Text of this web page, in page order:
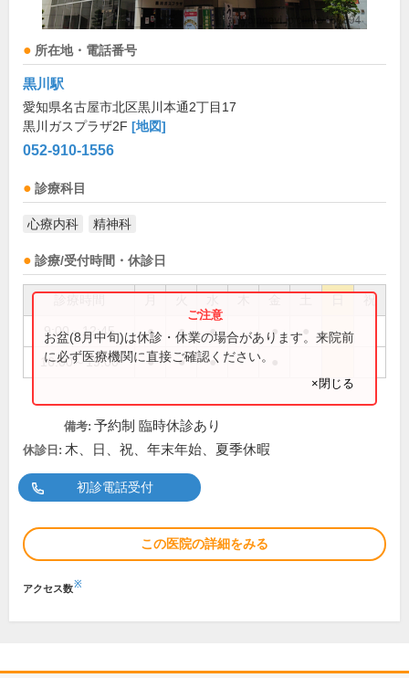
所在地・電話番号
黒川駅
愛知県名古屋市北区黒川本通2丁目17
黒川ガスプラザ2F [地図]
052-910-1556
診療科目
心療内科 精神科
診療/受付時間・休診日
祝
9:00～12:45 ● ● ● ●
16:00～19:00 ● ● ●
お盆(8月中旬)は休診・休業の場合があります。来院前
に必ず医療機関に直接ご確認ください。
×閉じる
備考: 予約制 臨時休診あり
休診日: 木、日、祝、年末年始、夏季休暇
初診電話受付
この医院の詳細をみる
アクセス数※